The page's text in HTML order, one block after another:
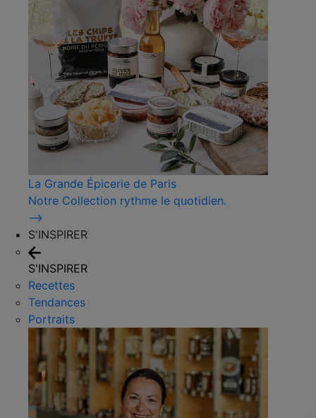
La Grande Épicerie de Paris
Notre Collection rythme le quotidien.
⟶
S'INSPIRER
S'INSPIRER
Recettes
Tendances
Portraits